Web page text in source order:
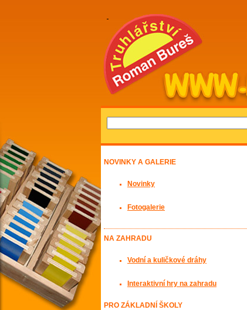
NOVINKY A GALERIE
Novinky
Fotogalerie
NA ZAHRADU
Vodní a kuličkové dráhy
Interaktivní hry na zahradu
PRO ZÁKLADNÍ ŠKOLY